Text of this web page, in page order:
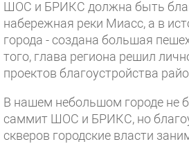
ШОС и БРИКС должна быть
набережная реки Миасс, а в
города - создана большая
того, глава региона решил
проектов благоустройства
В нашем небольшом городе не
саммит ШОС и БРИКС, но
скверов городские власти